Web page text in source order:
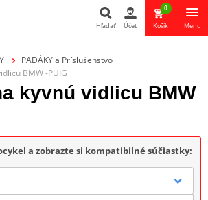
Hľadať Účet
0
Košík Menu
PADÁKY a Príslušenstvo
BMW -PUIG
kyvnú vidlicu BMW
a zobrazte si kompatibilné súčiastky: